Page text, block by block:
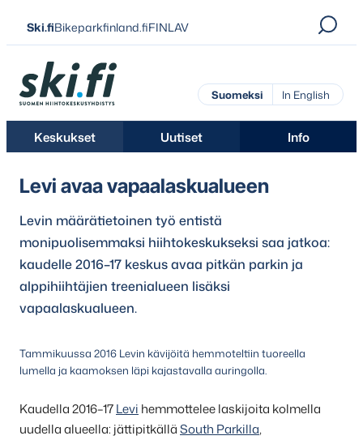
Siirry
suoraan
sisältöön
Ski.fiBikeparkfinland.fiFINLAV
Ski.fi
Suomeksi In English
Keskukset Uutiset Info
Levi avaa vapaalaskualueen
Levin määrätietoinen työ entistä
monipuolisemmaksi hiihtokeskukseksi saa jatkoa:
kaudelle 2016–17 keskus avaa pitkän parkin ja
alppihiihtäjien treenialueen lisäksi
vapaalaskualueen.
Tammikuussa 2016 Levin kävijöitä hemmoteltiin tuoreella
lumella ja kaamoksen läpi kajastavalla auringolla.
Kaudella 2016–17Levi hemmottelee laskijoita kolmella
uudella alueella: jättipitkälläSouth Parkilla,